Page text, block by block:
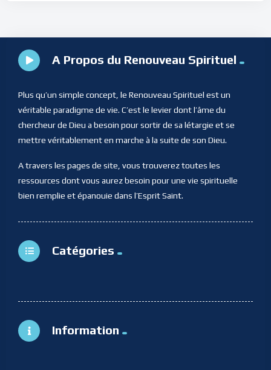
A Propos du Renouveau Spirituel
Plus qu’un simple concept, le Renouveau Spirituel est un
véritable paradigme de vie. C’est le levier dont l’âme du
chercheur de Dieu a besoin pour sortir de sa létargie et se
mettre véritablement en marche à la suite de son Dieu.
A travers les pages de site, vous trouverez toutes les
ressources dont vous aurez besoin pour une vie spirituelle
bien remplie et épanouie dans l’Esprit Saint.
Catégories
Information